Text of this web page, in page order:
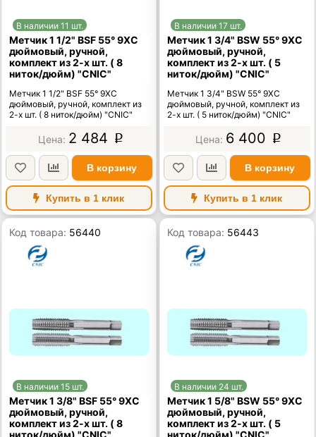
В наличии 11 шт.
Метчик 1 1/2" BSF 55° 9ХС
дюймовый, ручной,
комплект из 2-х шт. ( 8
ниток/дюйм) "CNIC"
Метчик 1 1/2" BSF 55° 9ХС
дюймовый, ручной, комплект из
2-х шт. ( 8 ниток/дюйм) "CNIC"
2 484 p
В корзину
Купить в 1 клик
В наличии 17 шт.
Метчик 1 3/4" BSW 55° 9ХС
дюймовый, ручной,
комплект из 2-х шт. ( 5
ниток/дюйм) "CNIC"
Метчик 1 3/4" BSW 55° 9ХС
дюймовый, ручной, комплект из
2-х шт. ( 5 ниток/дюйм) "CNIC"
6 400 p
В корзину
Купить в 1 клик
Код товара: 56440
В наличии 15 шт.
Метчик 1 3/8" BSF 55° 9ХС
дюймовый, ручной,
комплект из 2-х шт. ( 8
Код товара: 56443
В наличии 24 шт.
Метчик 1 5/8" BSW 55° 9ХС
дюймовый, ручной,
комплект из 2-х шт. ( 5